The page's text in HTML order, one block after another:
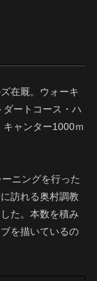
在厩。ウォーキ
ートコース・ハ
ャンター1000ｍ
ニングを行った
訪れる奥村調教
た。本数を積み
を描いているの